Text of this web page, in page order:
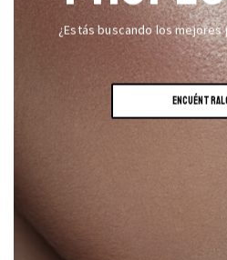
¿Estás buscando los